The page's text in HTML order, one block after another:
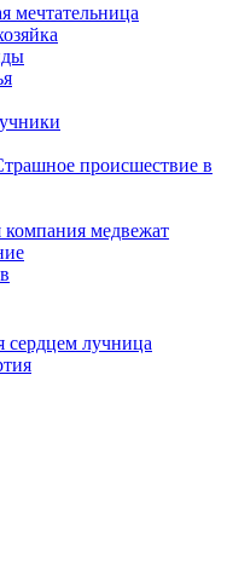
мечтательница
происшествие в
компания медвежат
сердцем лучница